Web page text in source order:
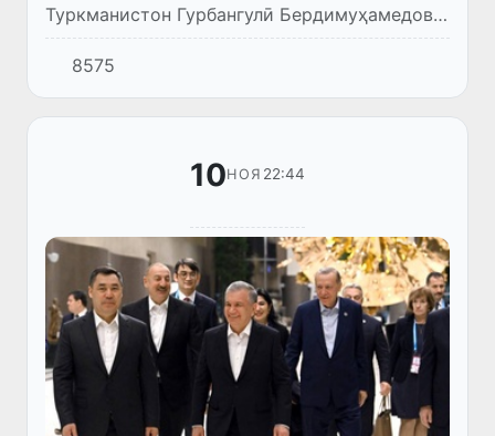
Туркманистон Гурбангулӣ Бердимуҳамедов
ба Самарқанд омад.
8575
10НОЯ 22:44